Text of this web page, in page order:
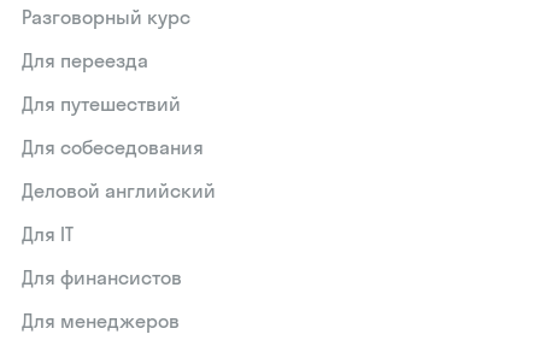
Разговорный курс
Для переезда
Для путешествий
Для собеседования
Деловой английский
Для IT
Для финансистов
Для менеджеров